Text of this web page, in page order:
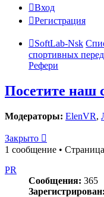
Вход
Регистрация
SoftLab-Nsk
спортивных
Рефери
Посетите наш
Модераторы: ElenVR,
Закрыто
1 сообщение • Страница
PR
Сообщения: 365
Зарегистрирован: